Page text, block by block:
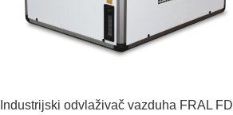
Industrijski odvlaživač vazduha FRAL FD